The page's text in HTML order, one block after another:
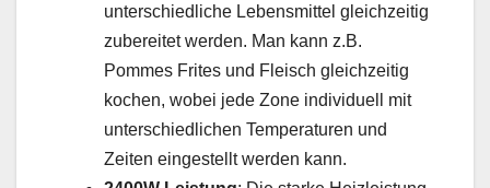
unterschiedliche Lebensmittel gleichzeitig
zubereitet werden. Man kann z.B.
Pommes Frites und Fleisch gleichzeitig
kochen, wobei jede Zone individuell mit
unterschiedlichen Temperaturen und
Zeiten eingestellt werden kann.